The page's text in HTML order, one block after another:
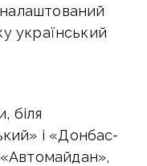
український
біля
і «Донбас-